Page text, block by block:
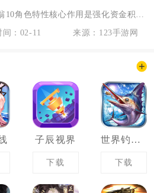
大富翁10角色特性核心作用是强化资金积累、控场走位、干扰对手三大核心能力，直...
间：02-11
来源：123手游网
子辰视界
下载
世界钓鱼之旅
下载